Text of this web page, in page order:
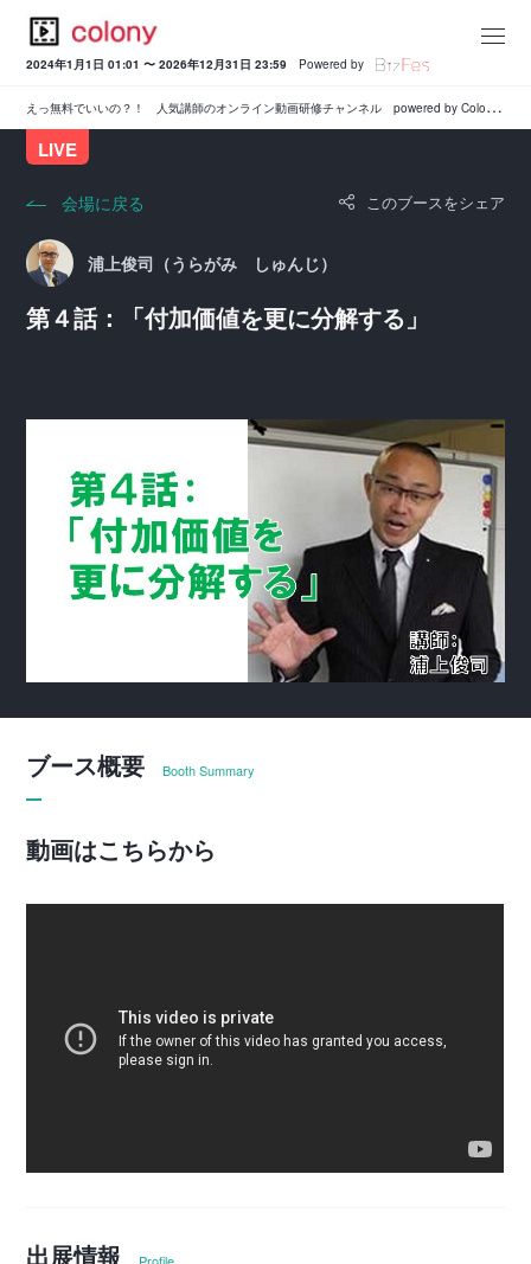
2024年1月1日 01:01 〜 2026年12月31日 23:59 Powered by
え
っ無料でいいの？！ 人気講師のオンライン動画研修チャンネル powered by Colony
会場に戻る このブースをシェア
LIVE
浦上俊司（うらがみ しゅんじ）
第４話：「付加価値を更に分解する」
ブース概要 Booth Summary
動画はこちらから
出展情報